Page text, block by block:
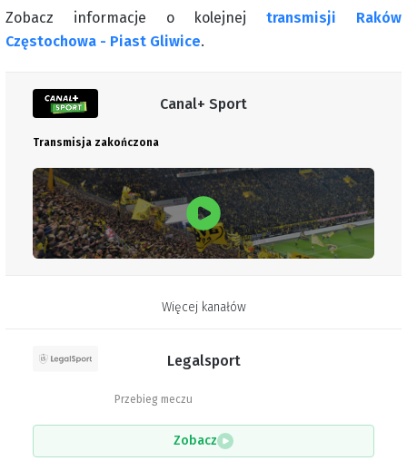
Zobacz informacje o kolejnejtransmisji Raków
Częstochowa - Piast Gliwice.
Canal+ Sport
Transmisja zakończona
Więcej kanałów
Legalsport
Przebieg meczu
Zobacz